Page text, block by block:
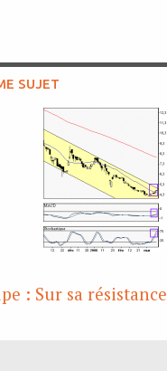
SUJET
: Sur sa résistance